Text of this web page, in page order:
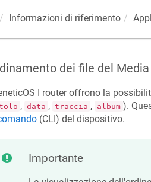
Informazioni di riferimento
dei file del
I router offrono la
, data , traccia , album ).
(CLI) del dispositivo.
Importante